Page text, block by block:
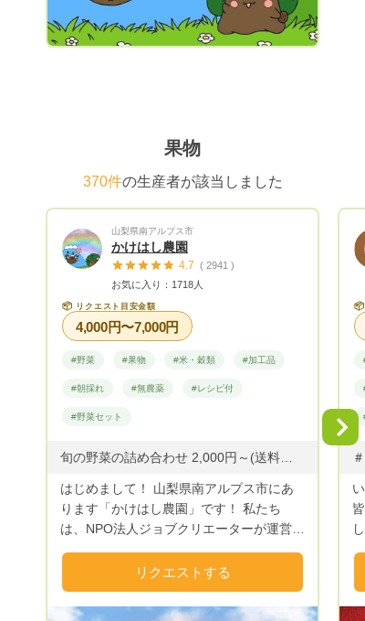
料込みの場合は、リクエスト金額より送料
をお引きした金額にて商品をお詰めして発
果物
370件の生産者が該当しました
山梨県南アルプス市
かけはし農園
4.7 ( 2941 )
お気に入り：1718人
📦 リクエスト目安金額
4,000円〜7,000円
#野菜 #果物 #米・穀類 #加工品
#朝採れ #無農薬 #レシピ付
#野菜セット
はじめまして！ 山梨県南アルプス市にあ
ります「かけはし農園」です！ 私たち
は、NPO法人ジョブクリエーターが運営す
スかけはし」をご利用の皆様と一緒に「か
けはし農園」で野菜を作っています。 南
アルプスの雪解け水をふんだんに使い、栽
リクエストする
📦